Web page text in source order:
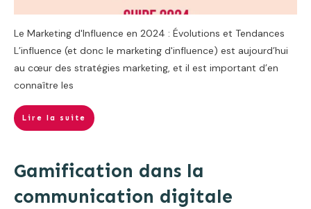
Le Marketing d'Influence en 2024 : Évolutions et Tendances
L’influence (et donc le marketing d'influence) est aujourd’hui
au cœur des stratégies marketing, et il est important d’en
connaître les
Lire la suite
Gamification dans la
communication digitale